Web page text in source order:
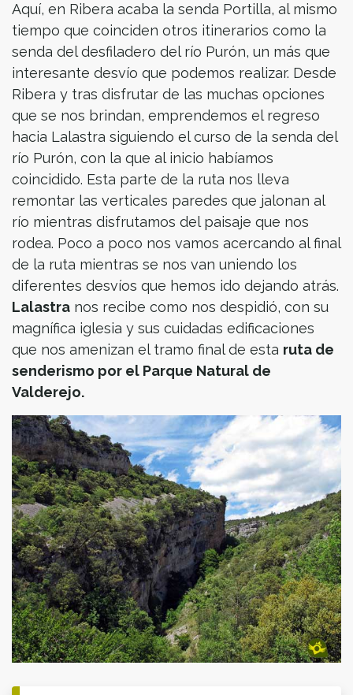
Aquí, en Ribera acaba la senda Portilla, al mismo
tiempo que coinciden otros itinerarios como la
senda del desfiladero del río Purón, un más que
interesante desvío que podemos realizar. Desde
Ribera y tras disfrutar de las muchas opciones
que se nos brindan, emprendemos el regreso
hacia Lalastra siguiendo el curso de la senda del
río Purón, con la que al inicio habíamos
coincidido. Esta parte de la ruta nos lleva
remontar las verticales paredes que jalonan al
río mientras disfrutamos del paisaje que nos
rodea. Poco a poco nos vamos acercando al final
de la ruta mientras se nos van uniendo los
diferentes desvíos que hemos ido dejando atrás.
Lalastra nos recibe como nos despidió, con su
magnífica iglesia y sus cuidadas edificaciones
que nos amenizan el tramo final de esta ruta de
senderismo por el Parque Natural de
Valderejo.